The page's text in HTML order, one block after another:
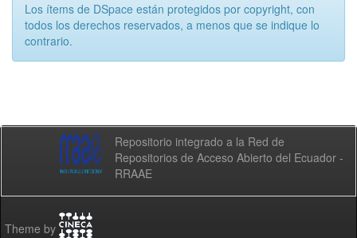
Los ítems de DSpace están protegidos por copyright, con
todos los derechos reservados, a menos que se indique lo
contrario.
Repositorio integrado a la Red de
Repositorios de Acceso Abierto del Ecuador -
RRAAE
Theme by